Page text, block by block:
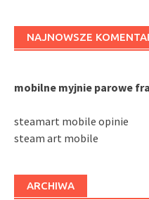
NAJNOWSZE
mobilne myjnie parowe
steamart mobile opinie
steam art mobile
ARCHIWA